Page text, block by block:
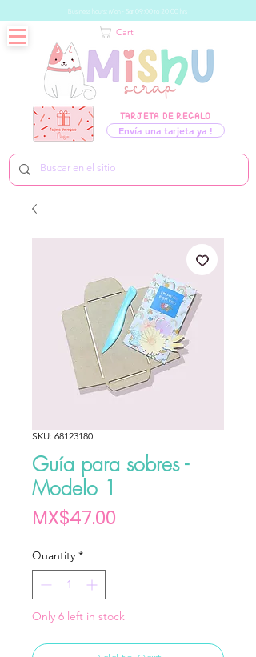
Business hours: Mon - Sat 09:00 to 20:00 hrs
TARJETA DE REGALO
Envía una tarjeta ya !
Cart
SKU: 68123180
Guía para sobres -
Modelo 1
MX$47.00
Quantity *
Only 6 left in stock